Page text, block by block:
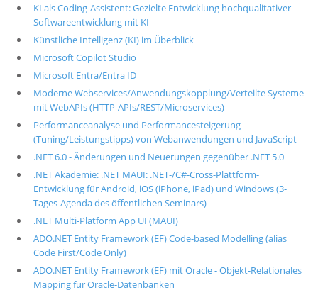
KI als Coding-Assistent: Gezielte Entwicklung hochqualitativer
Softwareentwicklung mit KI
Künstliche Intelligenz (KI) im Überblick
Microsoft Copilot Studio
Microsoft Entra/Entra ID
Moderne Webservices/Anwendungskopplung/Verteilte Systeme
mit WebAPIs (HTTP-APIs/REST/Microservices)
Performanceanalyse und Performancesteigerung
(Tuning/Leistungstipps) von Webanwendungen und JavaScript
.NET 6.0 - Änderungen und Neuerungen gegenüber .NET 5.0
.NET Akademie: .NET MAUI: .NET-/C#-Cross-Plattform-
Entwicklung für Android, iOS (iPhone, iPad) und Windows (3-
Tages-Agenda des öffentlichen Seminars)
.NET Multi-Platform App UI (MAUI)
ADO.NET Entity Framework (EF) Code-based Modelling (alias
Code First/Code Only)
ADO.NET Entity Framework (EF) mit Oracle - Objekt-Relationales
Mapping für Oracle-Datenbanken